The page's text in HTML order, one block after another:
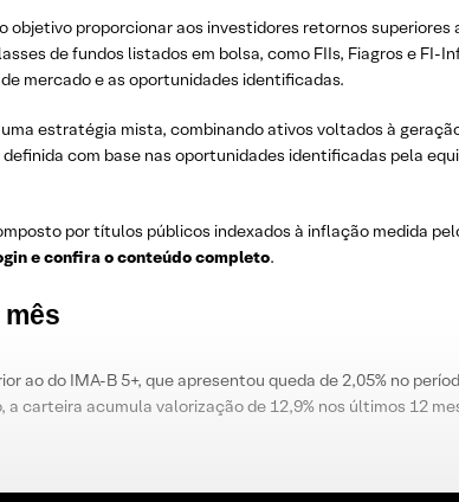
objetivo proporcionar aos investidores retornos superiores
de fundos listados em bolsa, como FIIs, Fiagros e FI-
mercado e as oportunidades identificadas.
estratégia mista, combinando ativos voltados à
com base nas oportunidades identificadas pela
por títulos públicos indexados à inflação medida
e confira o conteúdo completo.
ao do IMA-B 5+, que apresentou queda de 2,05% no
carteira acumula valorização de 12,9% nos últimos 12